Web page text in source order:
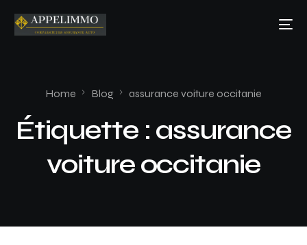
Home Blog assurance voiture occitanie
Étiquette : assurance
voiture occitanie